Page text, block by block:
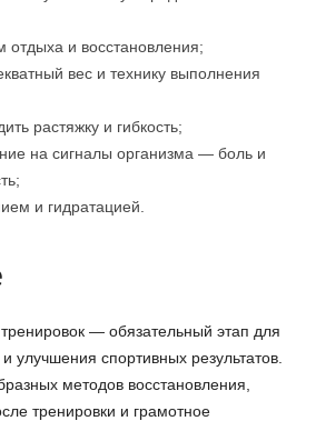
и восстановления;
вес и технику выполнения
растяжку и гибкость;
на сигналы организма — боль и
и гидратацией.
— обязательный этап для
улучшения спортивных результатов.
методов восстановления,
тренировки и грамотное